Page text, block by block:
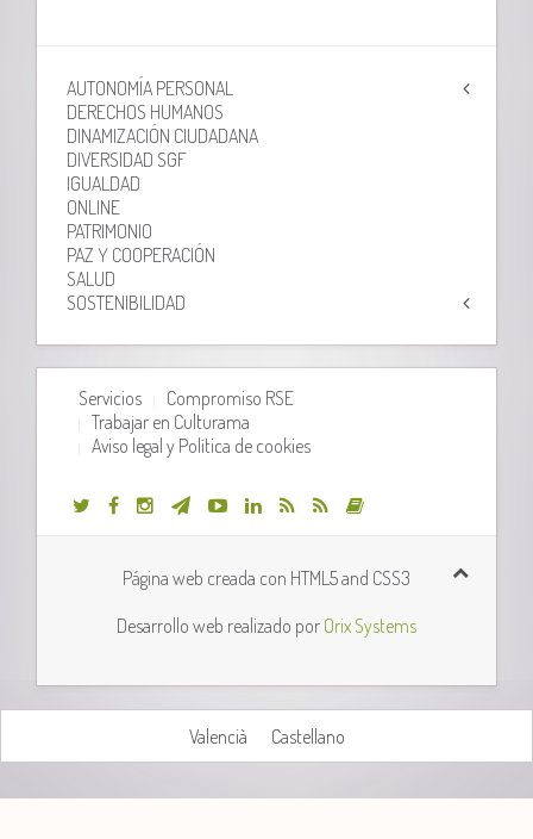
AUTONOMÍA PERSONAL
DERECHOS HUMANOS
DINAMIZACIÓN CIUDADANA
DIVERSIDAD SGF
IGUALDAD
ONLINE
PATRIMONIO
PAZ Y COOPERACIÓN
SALUD
SOSTENIBILIDAD
Servicios
Compromiso RSE
Trabajar en Culturama
Aviso legal y Política de cookies
Página web creada con HTML5 and CSS3
Desarrollo web realizado por Orix Systems
Valencià Castellano